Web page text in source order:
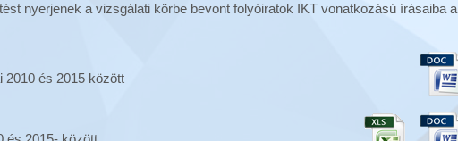
nyerjenek a vizsgálati körbe bevont folyóiratok IKT vonatkozású írásaiba a
2010 és 2015 között